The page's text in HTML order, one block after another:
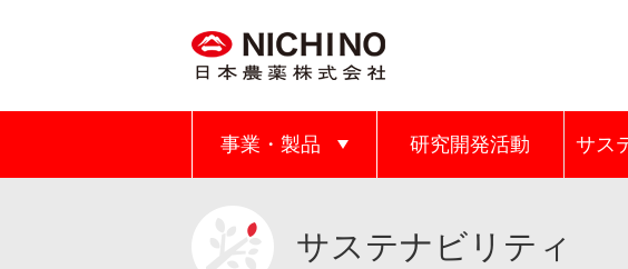
事業・製品 研究開発活動 サス
サステナビリティ